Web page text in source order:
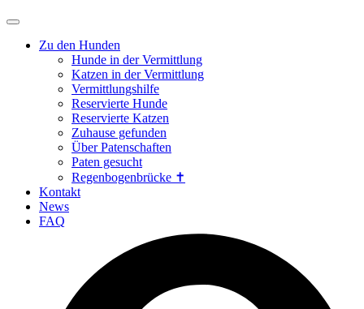
Zu den Hunden
Hunde in der Vermittlung
Katzen in der Vermittlung
Vermittlungshilfe
Reservierte Hunde
Reservierte Katzen
Zuhause gefunden
Über Patenschaften
Paten gesucht
Regenbogenbrücke ✝
Kontakt
News
FAQ